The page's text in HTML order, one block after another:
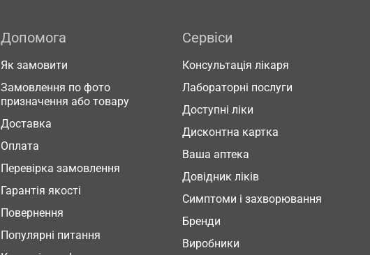
Допомога
Як замовити
Замовлення по фото
призначення або товару
Доставка
Оплата
Перевірка замовлення
Гарантія якості
Повернення
Популярні питання
Сервіси
Консультація лікаря
Лабораторні послуги
Доступні ліки
Дисконтна картка
Ваша аптека
Довідник ліків
Симптоми і захворювання
Бренди
Виробники